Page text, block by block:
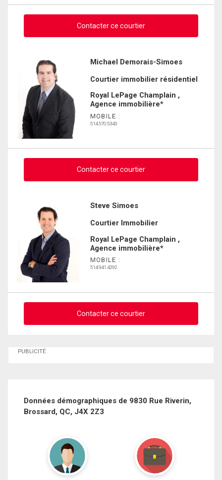
Contacter ce courtier
Demander des infos sur cette inscription
Prénom
Nom
Courriel
Téléphone
Message
d'utilisation et vous nous fournissez l'autorisation écrite de communiquer avec
vous.
Michael Demorais-Simoes
Courtier immobilier résidentiel
Royal LePage Champlain ,
Agence immobilière*
MOBILE :
514.570.5343
Contacter ce courtier
Demander des infos sur cette inscription
Prénom
Nom
Courriel
Téléphone
Message
En cliquant sur le bouton « soumettre », vous consentez à nos conditions
d'utilisation et vous nous fournissez l'autorisation écrite de communiquer avec
Steve Simoes
Courtier Immobilier
Royal LePage Champlain ,
Agence immobilière*
MOBILE :
514.941.4292
Contacter ce courtier
Demander des infos sur cette inscription
PUBLICITÉ
Données démographiques de 9830 Rue Riverin,
Brossard, QC, J4X 2Z3